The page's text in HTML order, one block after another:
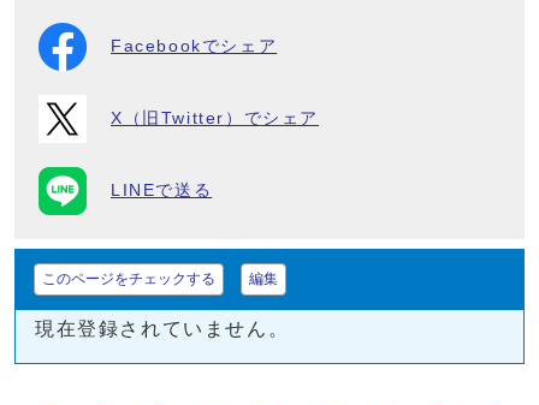
Facebookでシェア
X（旧Twitter）でシェア
LINEで送る
このページをチェックする 編集
現在登録されていません。